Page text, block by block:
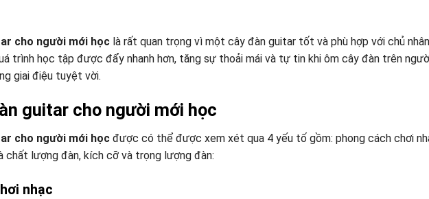
cho người mới học là rất quan trọng vì một cây đàn guitar tốt và phù hợp với chủ nhân
trình học tập được đẩy nhanh hơn, tăng sự thoải mái và tự tin khi ôm cây đàn trên
giai điệu tuyệt vời.
guitar cho người mới học
cho người mới học được có thể được xem xét qua 4 yếu tố gồm: phong cách chơi
chất lượng đàn, kích cỡ và trọng lượng đàn:
nhạc